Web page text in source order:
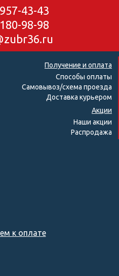
43-43
98-98
Получение и оплата
Способы оплаты
Самовывоз/схема проезда
Доставка курьером
Акции
Наши акции
Распродажа
к оплате